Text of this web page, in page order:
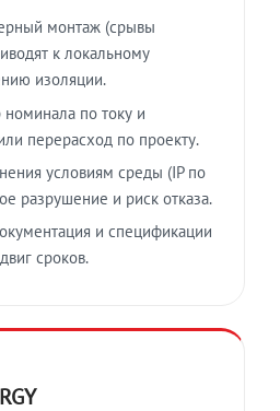
монтаж (срывы
к локальному
изоляции.
по току и
перерасход по проекту.
условиям среды (IP по
разрушение и риск отказа.
и спецификации
сроков.